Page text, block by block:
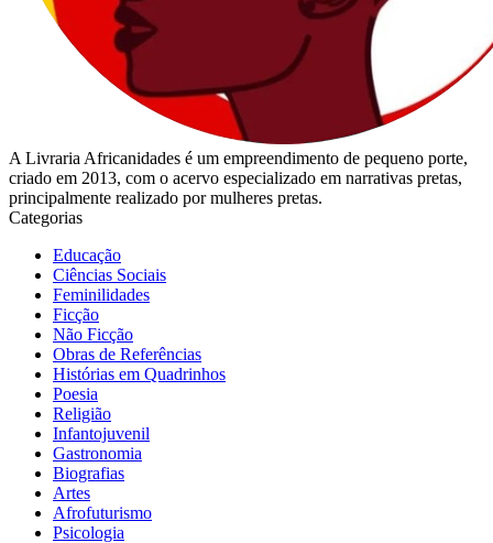
A Livraria Africanidades é um empreendimento de pequeno porte,
criado em 2013, com o acervo especializado em narrativas pretas,
principalmente realizado por mulheres pretas.
Categorias
Educação
Ciências Sociais
Feminilidades
Ficção
Não Ficção
Obras de Referências
Histórias em Quadrinhos
Poesia
Religião
Infantojuvenil
Gastronomia
Biografias
Artes
Afrofuturismo
Psicologia